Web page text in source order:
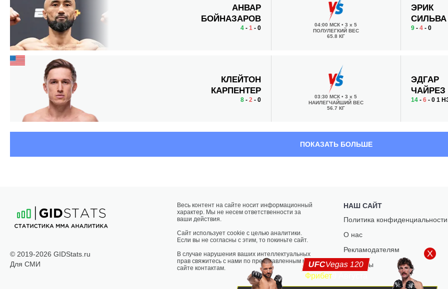
АНВАР
БОЙНАЗАРОВ
4- 1- 0 04:00 МСК• 3 x 5
ПОЛУЛЕГКИЙ ВЕС
65.8 КГ
ЭРИК
СИЛЬВА
9 -4 - 0
КЛЕЙТОН
КАРПЕНТЕР
8- 2 - 0 03:30 МСК• 3 x 5
НАИЛЕГЧАЙШИЙ ВЕС
56.7 КГ
ЭДГАР
ЧАЙРЕЗ
14 -6 - 0 1
ПОКАЗАТЬ БОЛЬШЕ
© 2019-2026 GIDStats.ru
Для СМИ
Весь контент на сайте носит информационный
характер. Мы не несем ответственности за
ваши действия.
Сайт использует cookie с целью аналитики.
Если вы не согласны с этим, то покиньте сайт.
В случае нарушения ваших интеллектуальных
прав свяжитесь с нами по представленным на
сайте контактам.
НАШ САЙТ
Политика конфиденциальности
О нас
Рекламодателям
Контакты
UFCVegas 120
9 Августа
Фрибет
X